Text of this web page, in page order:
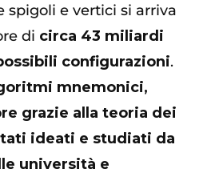
spigoli e vertici si arriva
di circa 43 miliardi
configurazioni.
mnemonici,
grazie alla teoria dei
ideati e studiati da
università e